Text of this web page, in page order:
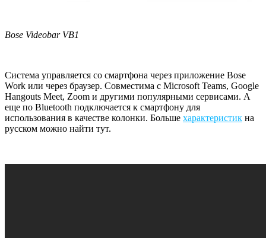
Bose Videobar VB1
Система управляется со смартфона через приложение Bose
Work или через браузер. Совместима с Microsoft Teams, Google
Hangouts Meet, Zoom и другими популярными сервисами. А
еще по Bluetooth подключается к смартфону для
использования в качестве колонки. Больше характеристик на
русском можно найти тут.